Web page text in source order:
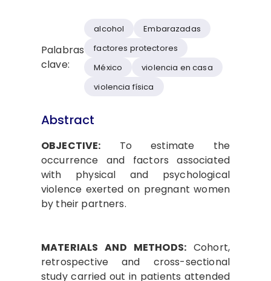
Palabras
clave:
alcohol
Embarazadas
factores protectores
México
violencia en casa
violencia física
Abstract
OBJECTIVE: To estimate the
occurrence and factors associated
with physical and psychological
violence exerted on pregnant women
by their partners.
MATERIALS AND METHODS:Cohort,
retrospective and cross-sectional
study carried out in patients attended